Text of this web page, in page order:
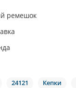
ремешок
24121 Кепки